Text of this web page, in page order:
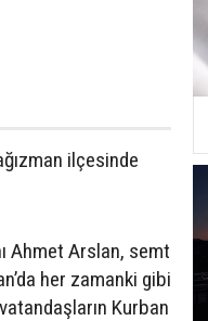
ilçesinde
Ahmet Arslan, semt
her zamanki gibi
Kurban